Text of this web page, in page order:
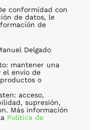
conformidad con
de datos, le
de
Delgado
mantener una
el envío de
o
acceso,
supresión,
Más información
Política de